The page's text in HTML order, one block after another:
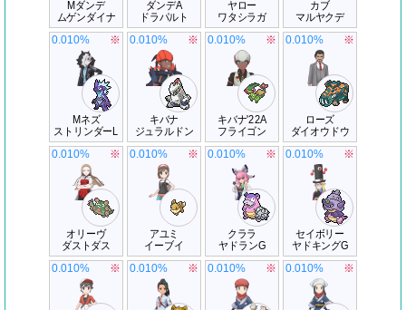
Mダンデ
ムゲンダイナ
ダンデA
ドラパルト
ヤロー
ワタシラガ
カブ
マルヤクデ
Mネズ
ストリンダーL
0.010% ※
キバナ
ジュラルドン
0.010% ※
キバナ'22A
フライゴン
0.010% ※
ローズ
ダイオウドウ
0.010% ※
オリーヴ
ダストダス
0.010% ※
アユミ
イーブイ
0.010% ※
クララ
ヤドランG
0.010% ※
セイボリー
ヤドキングG
0.010% ※
0.010% ※ 0.010% ※ 0.010% ※ 0.010% ※